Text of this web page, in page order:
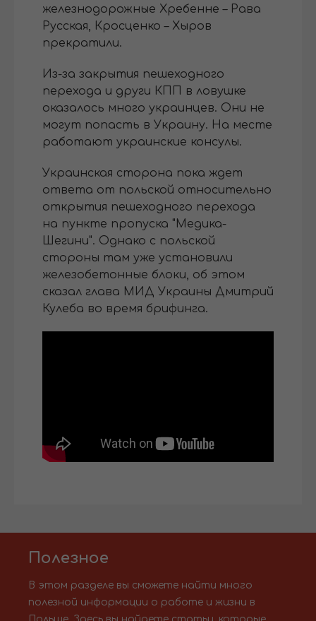
железнодорожные Хребенне – Рава
Русская, Кросценко – Хыров
прекратили.
Из-за закрытия пешеходного
перехода и други КПП в ловушке
оказалось много украинцев. Они не
могут попасть в Украину. На месте
работают украинские консулы.
Украинская сторона пока ждет
ответа от польской относительно
открытия пешеходного перехода
на пункте пропуска "Медика-
Шегини". Однако с польской
стороны там уже установили
железобетонные блоки, об этом
сказал глава МИД Украины Дмитрий
Кулеба во время брифинга.
Полезное
В этом разделе вы сможете найти много
полезной информации о работе и жизни в